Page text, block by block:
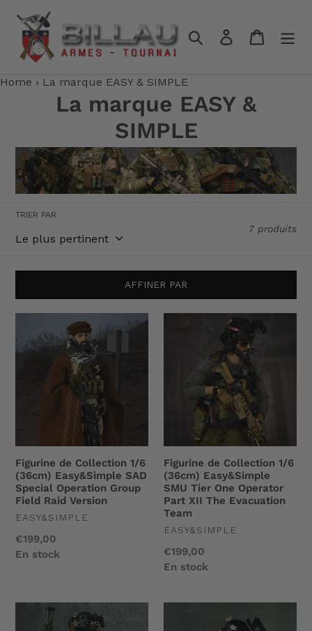
contenu
RechercherSe connecter
Panier
Home › La marque EASY & SIMPLE
La marque EASY &
SIMPLE
TRIER PAR
7 produits
AFFINER PAR
Collection
Easy&Simple
Group
Field
Raid
Version
Figurine de Collection 1/6
(36cm) Easy&Simple SAD
Special Operation Group
Field Raid Version
UNDEFINED
EASY&SIMPLE
Prix
normal
€199,00
En stock
(36cm)
Easy&Simple
Operator
Part
XII
Team
Figurine de Collection 1/6
(36cm) Easy&Simple
SMU Tier One Operator
Part XII The Evacuation
Team
UNDEFINED
EASY&SIMPLE
Prix
normal
€199,00
En stock
Figurine